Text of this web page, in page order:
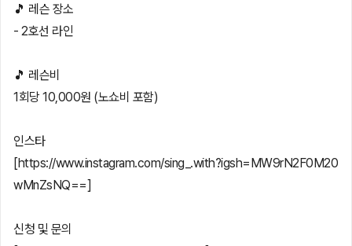
🎵 레슨 장소
- 2호선 라인
🎵 레슨비
1회당 10,000원 (노쇼비 포함)
인스타
[https://www.instagram.com/sing_.with?igsh=MW9rN2F0M20
wMnZsNQ==]
신청 및 문의